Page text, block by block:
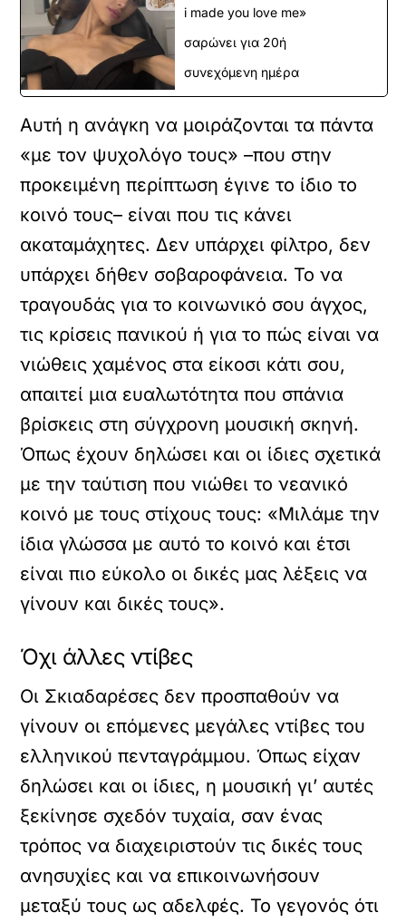
i made you love me»
σαρώνει για 20ή
συνεχόμενη ημέρα
Αυτή η ανάγκη να μοιράζονται τα πάντα
«με τον ψυχολόγο τους» –που στην
προκειμένη περίπτωση έγινε το ίδιο το
κοινό τους– είναι που τις κάνει
ακαταμάχητες. Δεν υπάρχει φίλτρο, δεν
υπάρχει δήθεν σοβαροφάνεια. Το να
τραγουδάς για το κοινωνικό σου άγχος,
τις κρίσεις πανικού ή για το πώς είναι να
νιώθεις χαμένος στα είκοσι κάτι σου,
απαιτεί μια ευαλωτότητα που σπάνια
βρίσκεις στη σύγχρονη μουσική σκηνή.
Όπως έχουν δηλώσει και οι ίδιες σχετικά
με την ταύτιση που νιώθει το νεανικό
κοινό με τους στίχους τους: «Μιλάμε την
ίδια γλώσσα με αυτό το κοινό και έτσι
είναι πιο εύκολο οι δικές μας λέξεις να
γίνουν και δικές τους».
Όχι άλλες ντίβες
Οι Σκιαδαρέσες δεν προσπαθούν να
γίνουν οι επόμενες μεγάλες ντίβες του
ελληνικού πενταγράμμου. Όπως είχαν
δηλώσει και οι ίδιες, η μουσική γι’ αυτές
ξεκίνησε σχεδόν τυχαία, σαν ένας
τρόπος να διαχειριστούν τις δικές τους
ανησυχίες και να επικοινωνήσουν
μεταξύ τους ως αδελφές. Το γεγονός ότι